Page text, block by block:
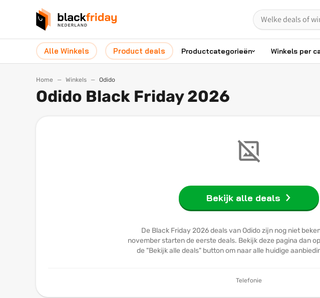
Alle Winkels Product deals Productcategorieën Winkels per
Home Winkels Odido
Odido Black Friday 2026
Bekijk alle deals
De Black Friday 2026 deals van Odido zijn nog niet
november starten de eerste deals. Bekijk deze pagina dan
de "Bekijk alle deals" button om naar alle huidige
Telefonie